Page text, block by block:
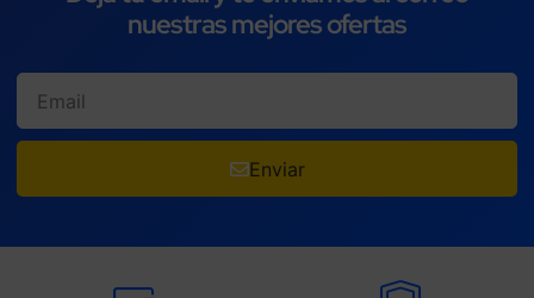
nuestras mejores ofertas
Enviar